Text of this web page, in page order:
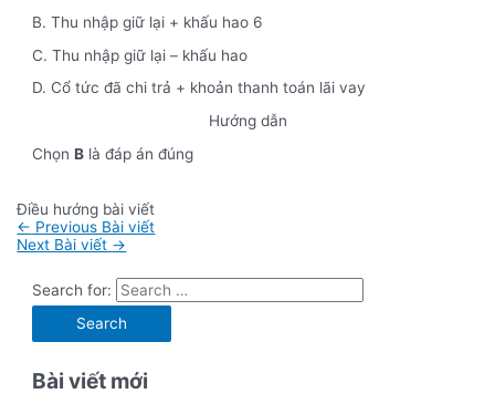
B. Thu nhập giữ lại + khấu hao 6
C. Thu nhập giữ lại – khấu hao
D. Cổ tức đã chi trả + khoản thanh toán lãi vay
Hướng dẫn
ChọnB là đáp án đúng
Điều hướng bài viết
← Previous Bài viết
Next Bài viết →
Search for:
Bài viết mới